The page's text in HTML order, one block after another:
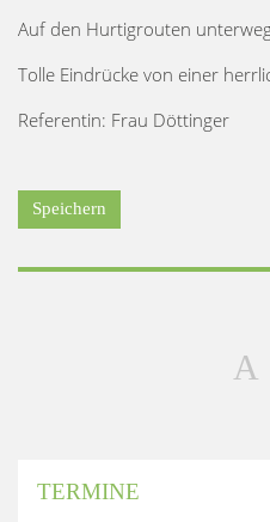
Auf den Hurtigrouten
Tolle Eindrücke von einer
Referentin: Frau Döttinger
Speichern
TERMINE